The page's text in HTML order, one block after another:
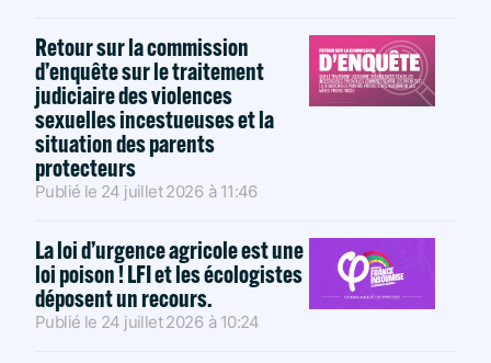
Retour sur la commission
d’enquête sur le traitement
judiciaire des violences
sexuelles incestueuses et la
situation des parents
protecteurs
Publié le 24 juillet 2026 à 11:46
La loi d’urgence agricole est une
loi poison ! LFI et les écologistes
déposent un recours.
Publié le 24 juillet 2026 à 10:24